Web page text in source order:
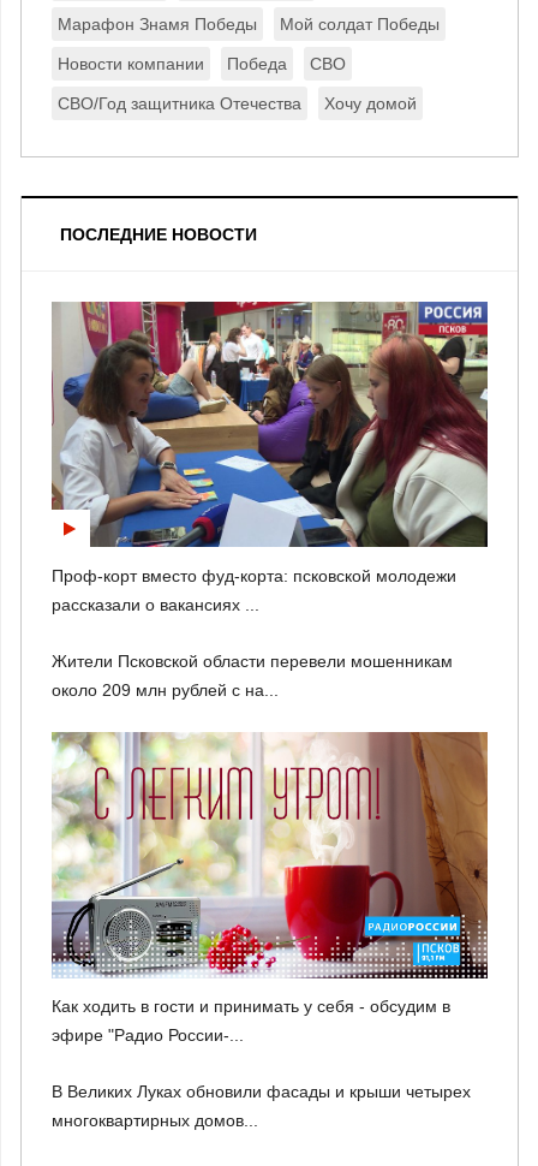
Марафон Знамя Победы Мой солдат Победы
Новости компании Победа СВО
СВО/Год защитника Отечества Хочу домой
ПОСЛЕДНИЕ НОВОСТИ
Проф-корт вместо фуд-корта: псковской молодежи
рассказали о вакансиях ...
Жители Псковской области перевели мошенникам
около 209 млн рублей с на...
Как ходить в гости и принимать у себя - обсудим в
эфире "Радио России-...
В Великих Луках обновили фасады и крыши четырех
многоквартирных домов...